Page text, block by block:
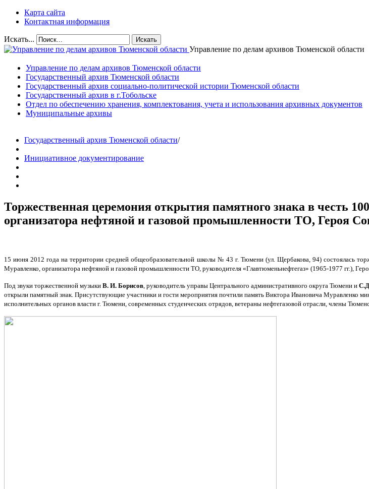
Карта сайта
Контактная информация
Искать... Искать
Управление по делам архивов Тюменской области
Управление по делам архивов Тюменской области
Государственный архив Тюменской области
Государственный архив социально-политической истории Тюменской области
Государственный архив в г.Тобольске
Отдел по обеспечению хранения, комплектования, учета и использования архивных документов
Муниципальные архивы
Государственный архив Тюменской области/
Инициативное документирование
Торжественная церемония открытия памятного знака в честь
организатора нефтяной и газовой промышленности ТО, Героя
15 июня 2012 года на территории средней общеобразовательной школы № 43 г. Тюмени (ул. Щербакова, 94) состоялась
Муравленко, организатора нефтяной и газовой промышленности ТО, руководителя «Главтюменьнефтегаз» (1965-1977 гг.),
Под звуки торжественной музыки В. И. Борисов , руководитель управы Центрального административного округа Тюмени и
открыли памятный знак. Присутствующие участники и гости мероприятия почтили память Виктора Ивановича Муравленко
исполнительных органов власти г. Тюмени, современных студенческих отрядов, ветераны нефтегазовой отрасли, члены